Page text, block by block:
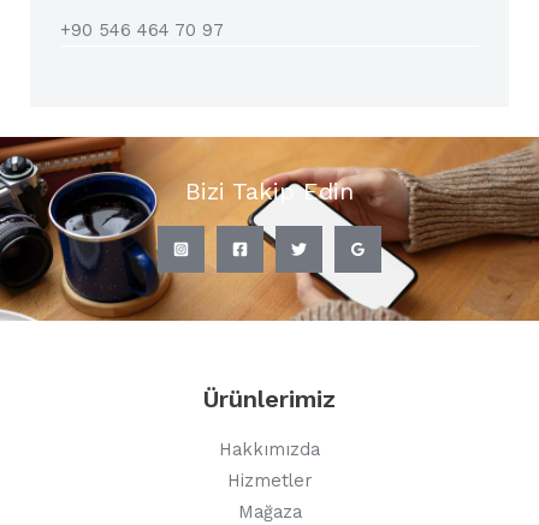
+90 546 464 70 97
Bizi Takip Edin
Ürünlerimiz
Hakkımızda
Hizmetler
Mağaza